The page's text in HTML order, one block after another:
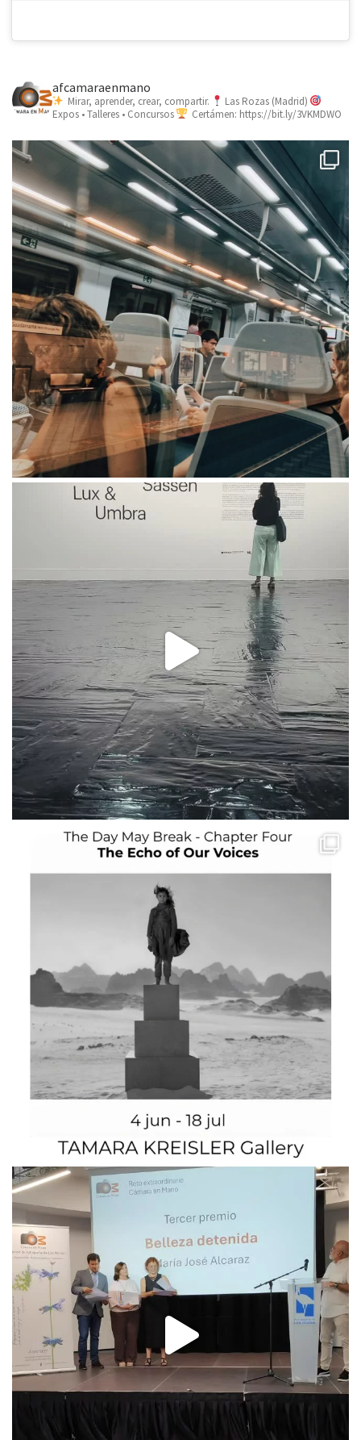
afcamaraenmano
Mirar, aprender, crear, compartir.
Las Rozas (Madrid)
Expos • Talleres • Concursos
Certámen: https://bit.ly/3VKMDWO